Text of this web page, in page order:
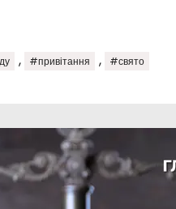
, #привітання , #свято